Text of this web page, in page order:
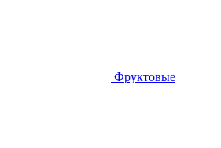
Фруктовые